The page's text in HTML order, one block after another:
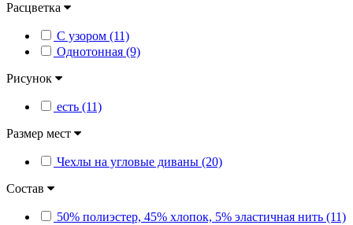
Расцветка
С узором (11)
Однотонная (9)
Рисунок
есть (11)
Размер мест
Чехлы на угловые диваны (20)
Состав
50% полиэстер, 45% хлопок, 5% эластичная нить (11)